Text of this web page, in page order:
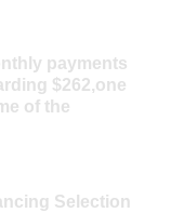
payments
$262,one
of the
Selection